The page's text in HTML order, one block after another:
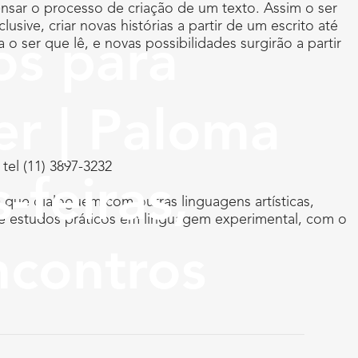
para
| Paloma
feiras,
o processo de criação de um texto. Assim o ser
criar novas histórias a partir de um escrito até
ser que lê, e novas possibilidades surgirão a partir
(11) 3897-3232
dialoguem com outras linguagens artísticas,
estudos práticos em linguagem experimental, com o